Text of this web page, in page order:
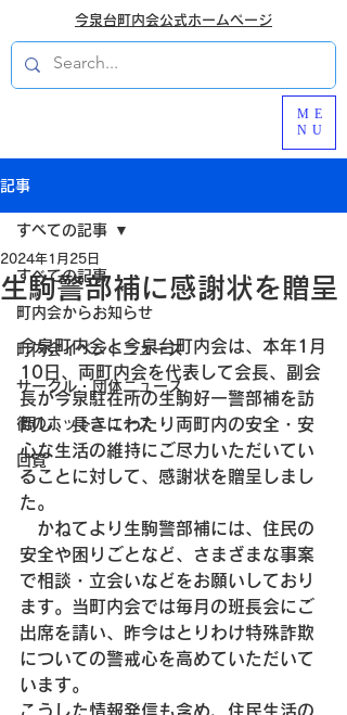
今泉台町内会公式ホームページ
ME
NU
記事
すべての記事
町内会からお知らせ
町内会イベントニュース
サークル・団体ニュース
街のホットニュース
回覧
すべての記事
生駒警部補に感謝状を贈呈
2024年1月25日
今泉町内会と今泉台町内会は、本年1月
10日、両町内会を代表して会長、副会
長が今泉駐在所の生駒好一警部補を訪
問し、長きにわたり両町内の安全・安
心な生活の維持にご尽力いただいてい
ることに対して、感謝状を贈呈しまし
た。
かねてより生駒警部補には、住民の
安全や困りごとなど、さまざまな事案
で相談・立会いなどをお願いしており
ます。当町内会では毎月の班長会にご
出席を請い、昨今はとりわけ特殊詐欺
についての警戒心を高めていただいて
います。
こうした情報発信も含め、住民生活の